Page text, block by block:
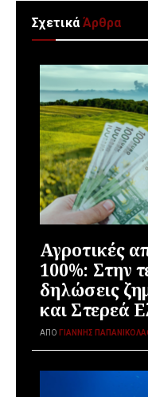
ΣχετικάΆρθρα
Αγροτικές
100%: Στην
δηλώσεις
και Στερεά
ΑΠΌ ΓΙΆΝΝΗΣ